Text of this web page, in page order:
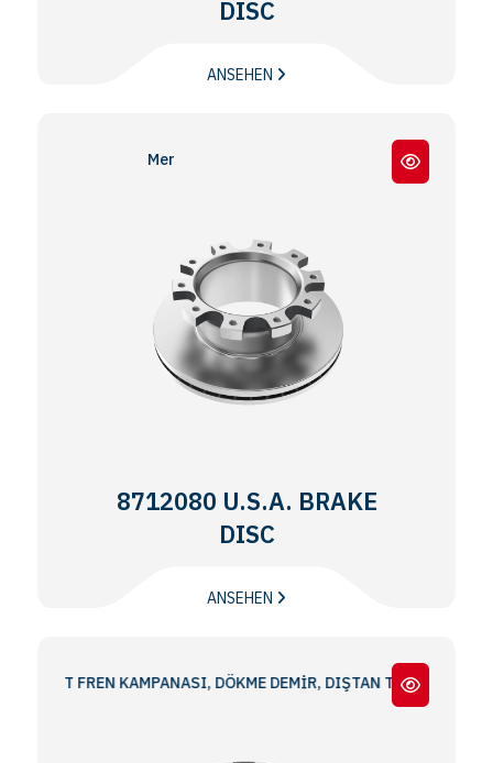
DISC
ANSEHEN
Meritor® EX225
8712080 U.S.A. BRAKE
DISC
ANSEHEN
FREN KAMPANASI, DÖKME DEMİR, DIŞTAN TAKMA 16.50x7.00